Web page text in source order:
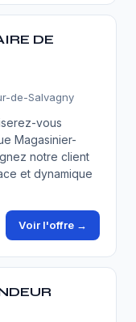
DE
de-Salvagny
vous
Magasinier-
notre client
et dynamique
Voir l'offre →